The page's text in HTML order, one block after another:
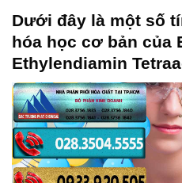
Dưới đây là một số
hóa học cơ bản của
Ethylendiamin